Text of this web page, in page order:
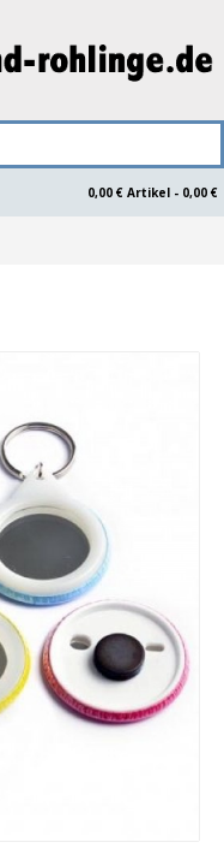
0,00 € Artikel - 0,00 €